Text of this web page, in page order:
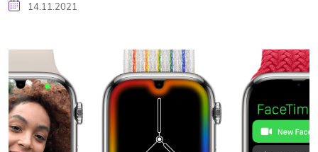
14.11.2021